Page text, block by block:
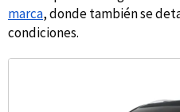
marca, donde también se
condiciones.